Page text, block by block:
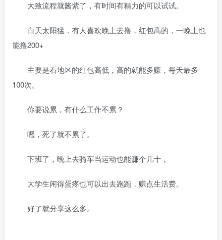
大致流程就酱紫了，有时间有精力的可以试试。
白天太阳猛，有人喜欢晚上去撸，红包高的，一晚上也
能撸200+
主要是看地区的红包高低，高的就能多赚，每天最多
100次。
你要说累，有什么工作不累？
嗯，死了就不累了。
下班了，晚上去骑车当运动也能赚个几十，
大学生闲得蛋疼也可以出去跑跑，赚点生活费。
好了就分享这么多。